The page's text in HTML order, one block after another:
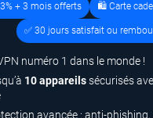
+ 3 mois offerts 🛍️ Carte
✅ 30 jours satisfait ou
numéro 1 dans le monde !
10 appareilssécurisés
avancée : anti-